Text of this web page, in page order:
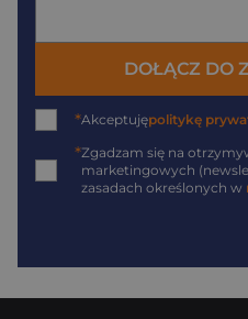
DOŁĄCZ DO
*Akceptujępolitykę
*Zgadzam się na
marketingowych
zasadach określonych w